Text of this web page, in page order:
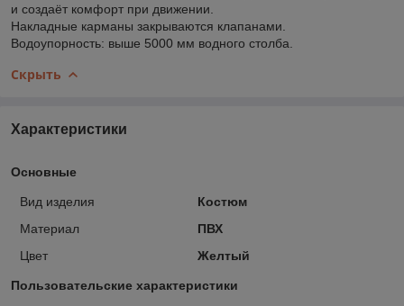
и создаёт комфорт при движении.
Накладные карманы закрываются клапанами.
Водоупорность: выше 5000 мм водного столба.
Скрыть
Характеристики
Основные
Вид изделия
Костюм
Материал
ПВХ
Цвет
Желтый
Пользовательские характеристики